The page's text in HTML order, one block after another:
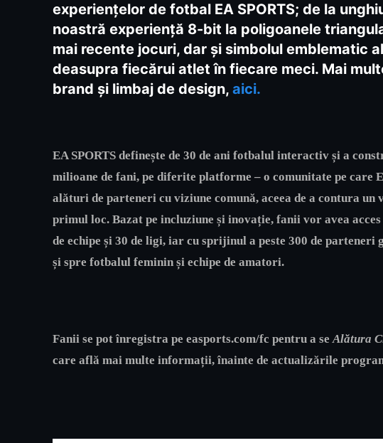
experiențelor de fotbal EA SPORTS; de la
noastră experiență 8-bit la poligoanele
mai recente jocuri, dar și simbolul emblematic
deasupra fiecărui atlet în fiecare meci. Mai
brand și limbaj de design, aici.
EA SPORTS definește de 30 de ani fotbalul interactiv și a
milioane de fani, pe diferite platforme – o comunitate pe care
alături de parteneri cu viziune comună, aceea de a contura
primul loc. Bazat pe incluziune și inovație, fanii vor avea
de echipe și 30 de ligi, iar cu sprijinul a peste 300 de
și spre fotbalul feminin și echipe de amatori.
Fanii se pot înregistra pe easports.com/fc pentru a se Alătura
care află mai multe informații, înainte de actualizările